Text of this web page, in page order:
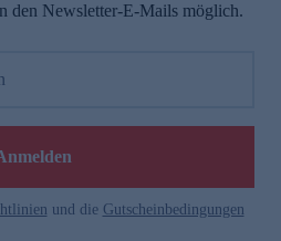
den Newsletter-E-Mails möglich.
und die Gutscheinbedingungen